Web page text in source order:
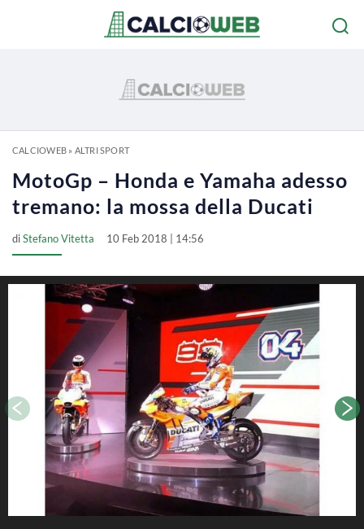
CALCIOWEB» ALTRI SPORT
MotoGp – Honda e Yamaha adesso
tremano: la mossa della Ducati
diStefano Vitetta 10 Feb 2018 | 14:56